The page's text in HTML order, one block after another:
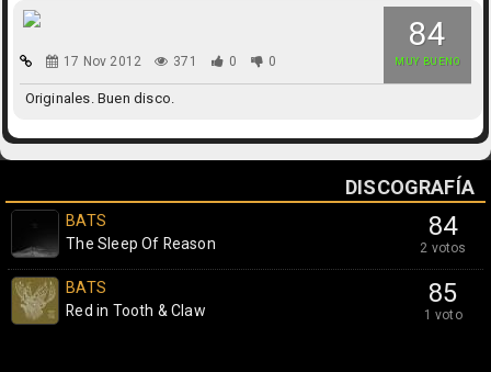
84
MUY BUENO
17 Nov 2012 371 0 0
Originales. Buen disco.
DISCOGRAFÍA
84
2 votos
BATS
The Sleep Of Reason
85
1 voto
BATS
Red in Tooth & Claw